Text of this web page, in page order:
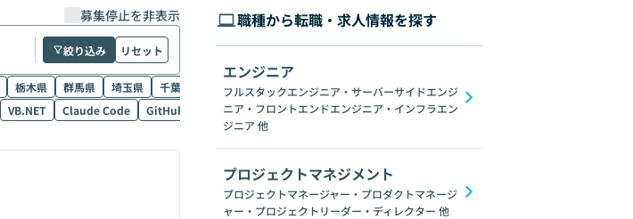
募集停止を非表示
絞り込み リセット
栃木県 群馬県 埼玉県 千葉県 東京都 神奈川県 新潟県 富山県 石川県
VB.NET Claude Code GitHub Copilot ブロックチェーン ChatGPT Gemini
職種から転職・求人情報を探す
エンジニア
フルスタックエンジニア・サーバーサイドエンジ
ニア・フロントエンドエンジニア・インフラエン
ジニア 他
プロジェクトマネジメント
プロジェクトマネージャー・プロダクトマネージ
ャー・プロジェクトリーダー・ディレクター 他